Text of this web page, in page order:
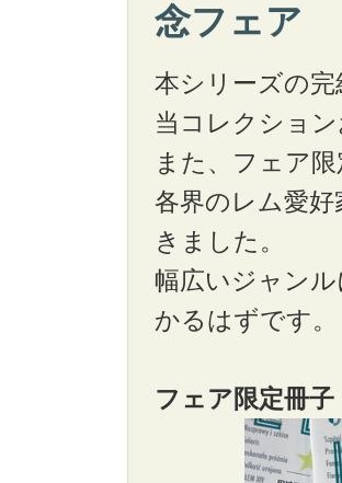
念フェア
本シリーズの
当コレクショ
また、フェア
各界のレム愛
きました。
幅広いジャン
かるはずです。
フェア限定冊